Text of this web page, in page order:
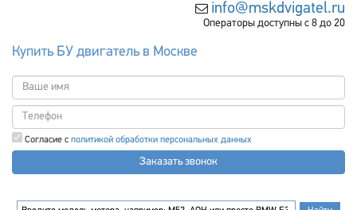
info@mskdvigatel.ru
Операторы доступны с 8 до 20
Купить БУ двигатель в Москве
Согласие с политикой обработки персональных данных
Заказать звонок